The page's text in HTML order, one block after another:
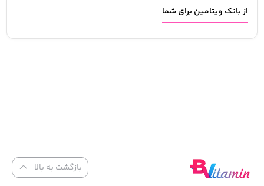
از بانک ویتامین برای شما
بازگشت به بالا